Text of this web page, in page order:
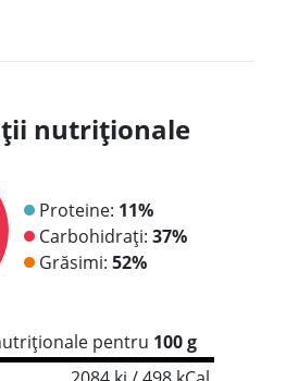
nutriționale
Proteine: 11%
Carbohidrați: 37%
Grăsimi: 52%
pentru 100 g